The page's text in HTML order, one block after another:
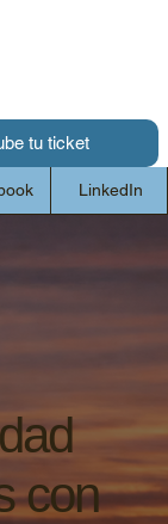
tu ticket
LinkedIn
con